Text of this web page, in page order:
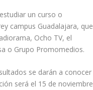
un curso o
campus Guadalajara, que
Ocho TV, el
o Grupo Promomedios.
se darán a conocer
será el 15 de noviembre